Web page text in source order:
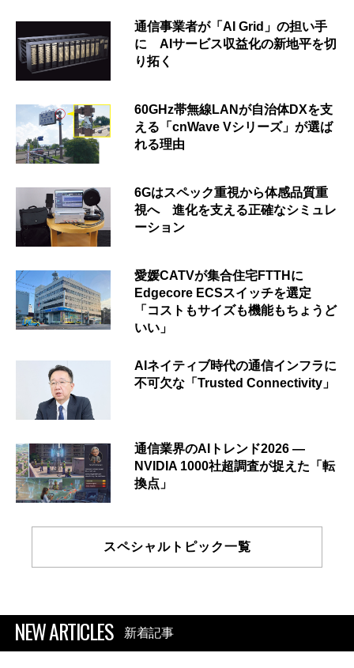
通信事業者が「AI Grid」の担い手
に AIサービス収益化の新地平を切
り拓く
60GHz帯無線LANが自治体DXを支
える「cnWave Vシリーズ」が選ば
れる理由
6Gはスペック重視から体感品質重
視へ 進化を支える正確なシミュレ
ーション
愛媛CATVが集合住宅FTTHに
Edgecore ECSスイッチを選定
「コストもサイズも機能もちょうど
いい」
AIネイティブ時代の通信インフラに
不可欠な「Trusted Connectivity」
通信業界のAIトレンド2026 ―
NVIDIA 1000社超調査が捉えた「転
換点」
スペシャルトピック一覧
NEW ARTICLES 新着記事